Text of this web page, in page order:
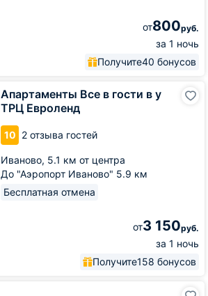
от800руб.
за 1 ночь
Получите40 бонусов
Апартаменты Все в гости в у
ТРЦ Евроленд
10 2 отзыва гостей
Иваново, 5.1 км от центра
До "Аэропорт Иваново" 5.9 км
Бесплатная отмена
от3 150руб.
за 1 ночь
Получите158 бонусов